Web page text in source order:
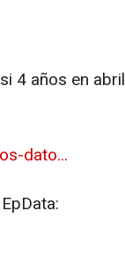
4 años en abril
dato...